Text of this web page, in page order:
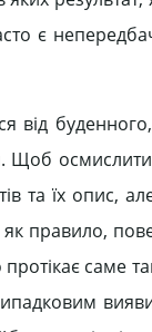
є
від
Щоб
та їх опис,
правило,
саме